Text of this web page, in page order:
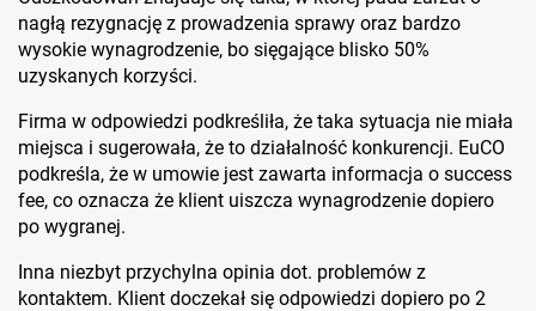
nagłą rezygnację z prowadzenia sprawy oraz bardzo
wysokie wynagrodzenie, bo sięgające blisko 50%
uzyskanych korzyści.
Firma w odpowiedzi podkreśliła, że taka sytuacja nie miała
miejsca i sugerowała, że to działalność konkurencji. EuCO
podkreśla, że w umowie jest zawarta informacja o success
fee, co oznacza że klient uiszcza wynagrodzenie dopiero
po wygranej.
Inna niezbyt przychylna opinia dot. problemów z
kontaktem. Klient doczekał się odpowiedzi dopiero po 2